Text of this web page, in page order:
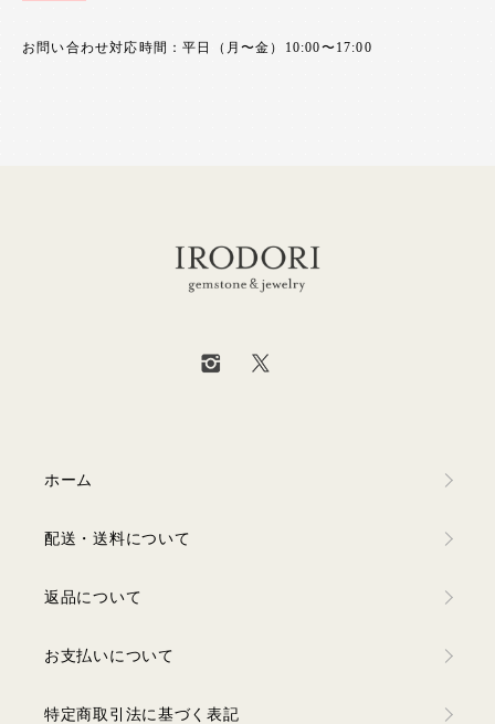
お問い合わせ対応時間：平日（月〜金）10:00〜17:00
ホーム
配送・送料について
返品について
お支払いについて
特定商取引法に基づく表記